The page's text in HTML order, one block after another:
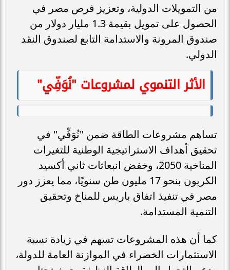
من التمويلات الدولية، وتعزيز فرص مصر في
الحصول على تمويل بقيمة 1.3 مليار دولار من
صندوق المرونة والاستدامة التابع لصندوق النقد
الدولي.
الأثر التنموي لمشروعات "نُوَفِّي"
تساهم مشروعات الطاقة ضمن "نُوَفِّي" في
تحقيق أهداف الاستراتيجية الوطنية للتغيرات
المناخية 2050، وخفض انبعاثات ثاني أكسيد
الكربون بنحو 17 مليون طن سنويًا، مما يعزز دور
مصر في تنفيذ اتفاق باريس للمناخ وتحقيق
التنمية المستدامة.
كما أن هذه المشروعات تسهم في زيادة نسبة
الاستثمارات الخضراء في الموازنة العامة للدولة،